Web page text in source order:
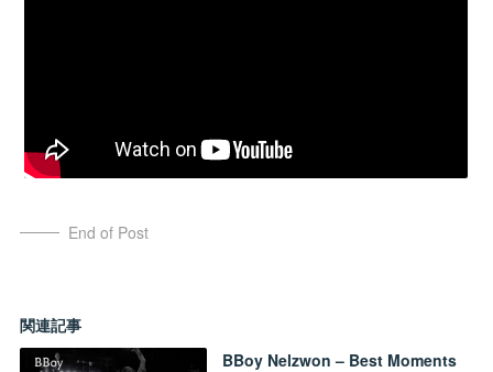
End of Post
関連記事
BBoy Nelzwon – Best Moments